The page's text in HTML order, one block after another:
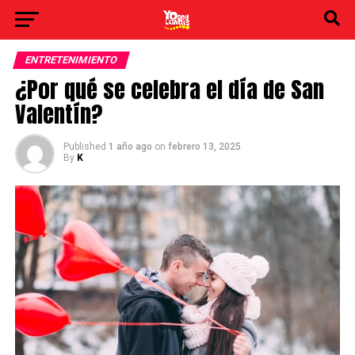
ENTRETENIMIENTO
¿Por qué se celebra el día de San
Valentín?
Published 1 año ago on febrero 13, 2025
By K